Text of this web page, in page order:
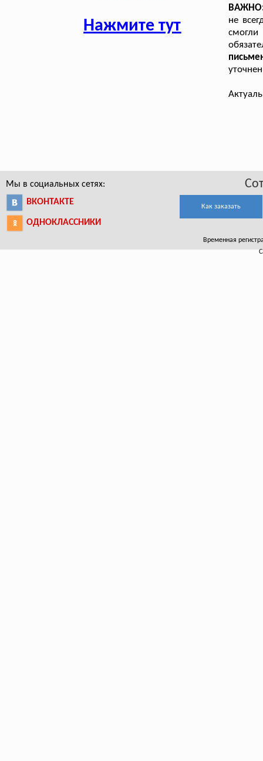
Нажмите тут
не
Мы в социальных сетях:
ВКОНТАКТЕ
ОДНОКЛАССНИКИ
Как заказать
Временная